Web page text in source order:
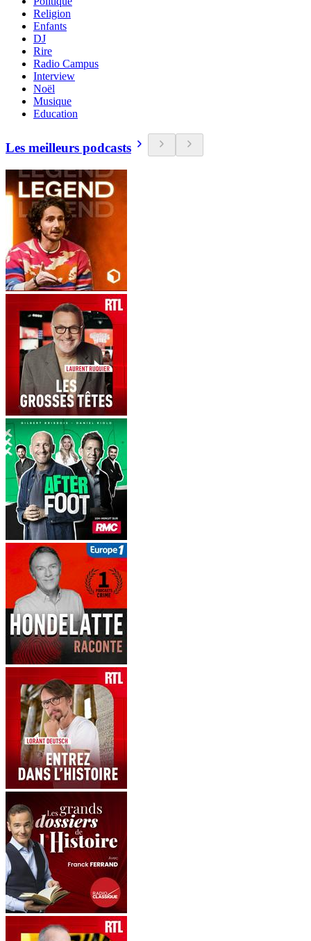
Religion
Enfants
DJ
Rire
Radio Campus
Interview
Noël
Musique
Education
Les meilleurs podcasts